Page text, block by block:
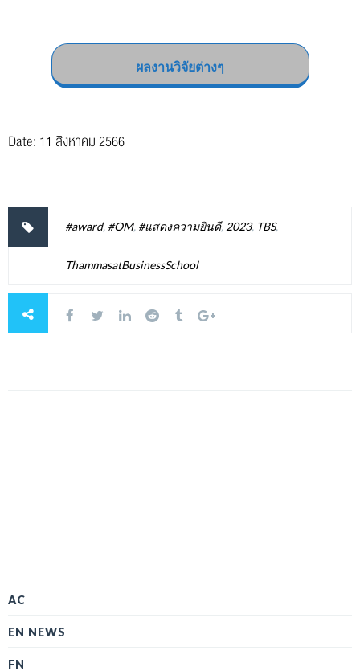
ผลงานวิจัยต่างๆ
Date: 11 สิงหาคม 2566
#award, #OM, #แสดงความยินดี, 2023, TBS,
ThammasatBusinessSchool
AC
EN NEWS
FN